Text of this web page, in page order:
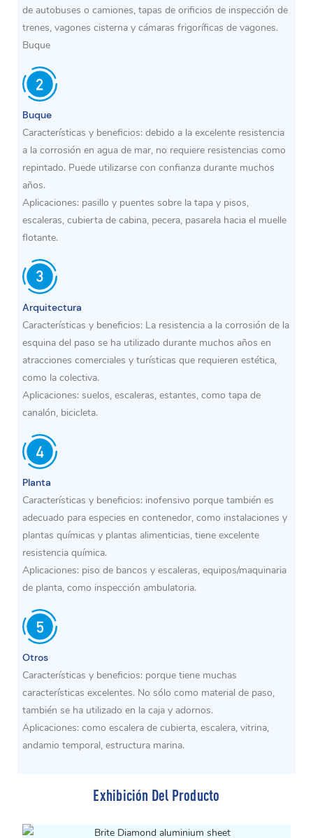
de autobuses o camiones, tapas de orificios de inspección de
trenes, vagones cisterna y cámaras frigoríficas de vagones.
Buque
Buque
Características y beneficios: debido a la excelente resistencia
a la corrosión en agua de mar, no requiere resistencias como
repintado. Puede utilizarse con confianza durante muchos
años.
Aplicaciones: pasillo y puentes sobre la tapa y pisos,
escaleras, cubierta de cabina, pecera, pasarela hacia el muelle
flotante.
Arquitectura
Características y beneficios: La resistencia a la corrosión de la
esquina del paso se ha utilizado durante muchos años en
atracciones comerciales y turísticas que requieren estética,
como la colectiva.
Aplicaciones: suelos, escaleras, estantes, como tapa de
canalón, bicicleta.
Planta
Características y beneficios: inofensivo porque también es
adecuado para especies en contenedor, como instalaciones y
plantas químicas y plantas alimenticias, tiene excelente
resistencia química.
Aplicaciones: piso de bancos y escaleras, equipos/maquinaria
de planta, como inspección ambulatoria.
Otros
Características y beneficios: porque tiene muchas
características excelentes. No sólo como material de paso,
también se ha utilizado en la caja y adornos.
Aplicaciones: como escalera de cubierta, escalera, vitrina,
andamio temporal, estructura marina.
Exhibición Del Producto